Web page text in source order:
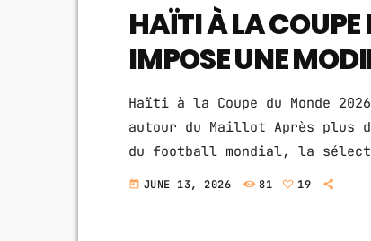
HAÏTI À LA
IMPOSE UNE
Haïti à la Coupe du Monde
autour du Maillot Après plus
du football mondial, la
la Coupe du Monde 2026. Les
today JUNE 13, 2026 81 19